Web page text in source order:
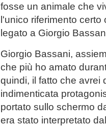
fosse un animale che
l'unico riferimento
legato a Giorgio
Giorgio Bassani,
che più ho amato
quindi, il fatto che avrei
indimenticata
portato sullo schermo
era stato interpretato